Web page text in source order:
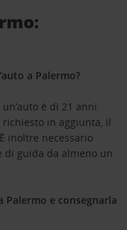
a Palermo?
è di 21 anni.
in aggiunta, il
inoltre necessario
di guida da almeno un
e consegnarla